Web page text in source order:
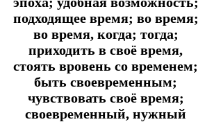
подходящее время; во время;
во время, когда; тогда;
приходить в своё время,
стоять вровень со временем;
быть своевременным;
чувствовать своё время;
своевременный, нужный